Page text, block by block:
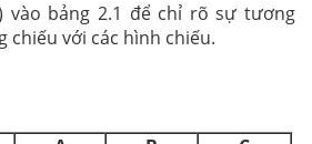
vào bảng 2.1 để chỉ rõ sự tương
chiếu với các hình chiếu.